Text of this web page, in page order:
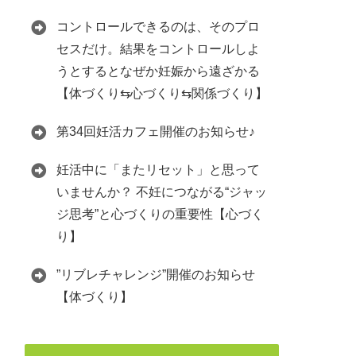
コントロールできるのは、そのプロ
セスだけ。結果をコントロールしよ
うとするとなぜか妊娠から遠ざかる
【体づくり⇆心づくり⇆関係づくり】
第34回妊活カフェ開催のお知らせ♪
妊活中に「またリセット」と思って
いませんか？ 不妊につながる“ジャッ
ジ思考”と心づくりの重要性【心づく
り】
”リブレチャレンジ”開催のお知らせ
【体づくり】